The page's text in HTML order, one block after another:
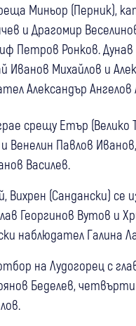
Миньор (Перник),
и Драгомир
Петров Ронков. Дунав
Иванов Михайлов и
Александър
срещу Етър
Павлов
Василев.
Вихрен (Сандански)
Георгинов Вутов и
наблюдател Галина
на Лудогорец с
Беделев,